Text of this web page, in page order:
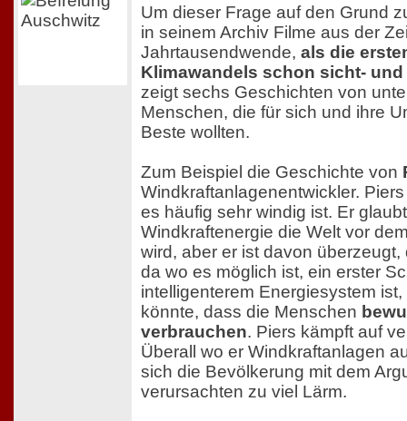
Um dieser Frage auf den Grund
in seinem Archiv Filme aus der
Jahrtausendwende, als die
Klimawandels schon sicht-
zeigt sechs Geschichten von
Menschen, die für sich und ihre
Beste wollten.
Zum Beispiel die Geschichte von
Windkraftanlagenentwickler.
es häufig sehr windig ist. Er
Windkraftenergie die Welt vor
wird, aber er ist davon
da wo es möglich ist, ein erster
intelligenterem Energiesystem
könnte, dass die Menschen
verbrauchen. Piers kämpft auf
Überall wo er Windkraftanlagen
sich die Bevölkerung mit dem
verursachten zu viel Lärm.